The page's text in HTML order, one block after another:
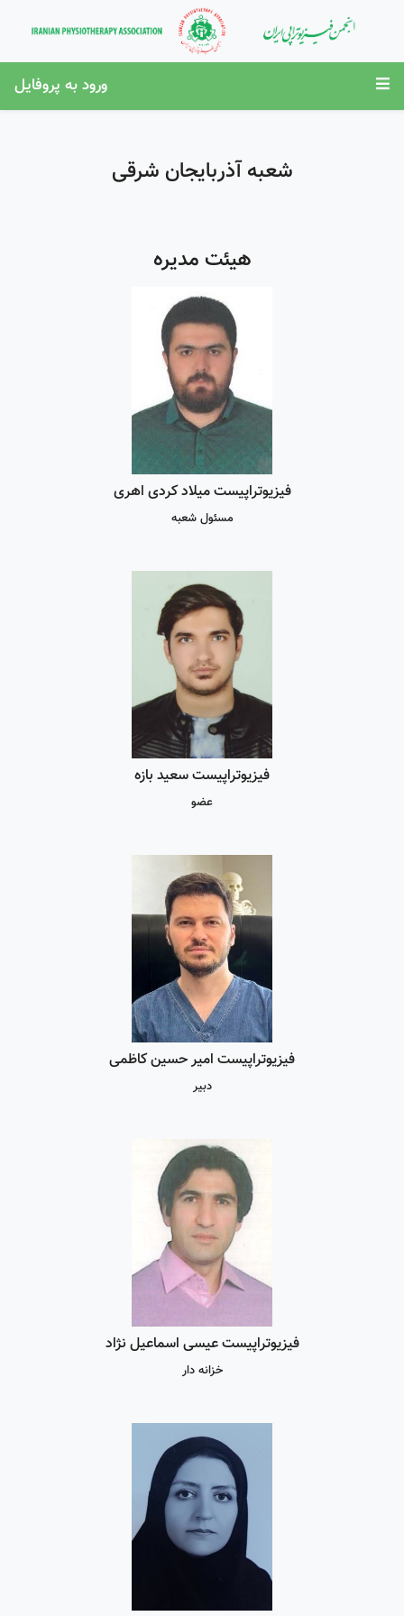
ورود به پروفایل
شعبه آذربایجان شرقی
هیئت مدیره
فیزیوتراپیست میلاد کردی اهری
مسئول شعبه
فیزیوتراپیست سعید بازه
عضو
فیزیوتراپیست امیر حسین کاظمی
دبیر
فیزیوتراپیست عیسی اسماعیل نژاد
خزانه دار